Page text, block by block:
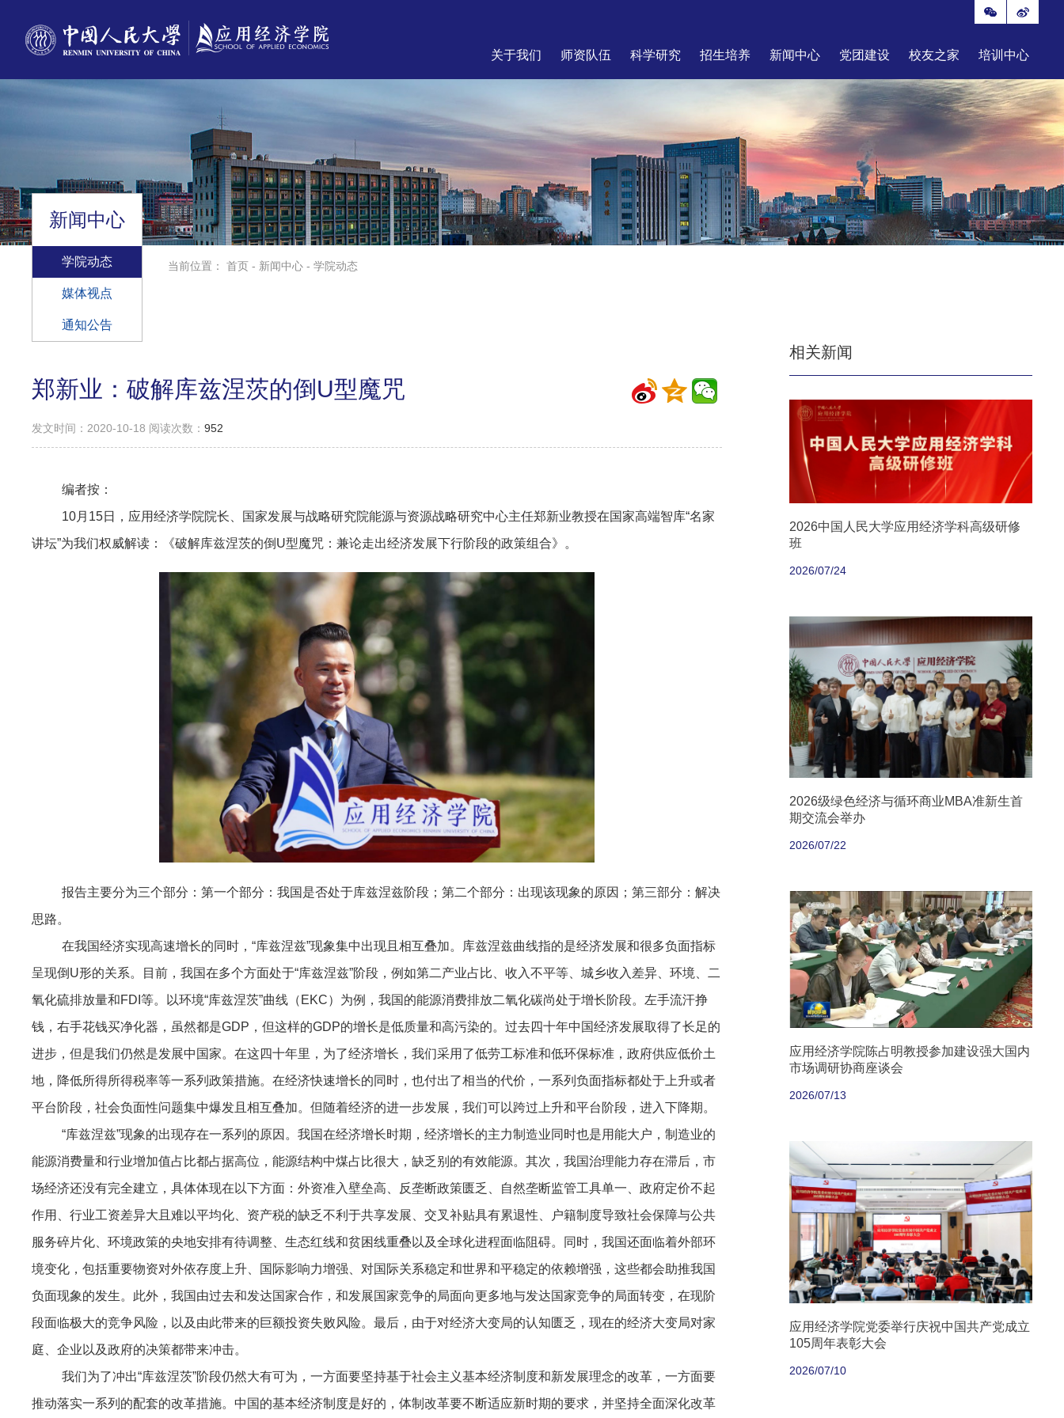
关于我们 师资队伍 科学研究 招生培养 新闻中心 党团建设 校友之家 培训中心
新闻中心
学院动态
媒体视点
通知公告
当前位置：首页 - 新闻中心 -学院动态
郑新业：破解库兹涅茨的倒U型魔咒
发文时间：2020-10-18 阅读次数：952
编者按：
10月15日，应用经济学院院长、国家发展与战略研究院能源与资源战略研究中心主任郑新业教授在国家高端智库“名家
讲坛”为我们权威解读：《破解库兹涅茨的倒U型魔咒：兼论走出经济发展下行阶段的政策组合》。
报告主要分为三个部分：第一个部分：我国是否处于库兹涅兹阶段；第二个部分：出现该现象的原因；第三部分：解决
思路。
在我国经济实现高速增长的同时，“库兹涅兹”现象集中出现且相互叠加。库兹涅兹曲线指的是经济发展和很多负面指标
呈现倒U形的关系。目前，我国在多个方面处于“库兹涅兹”阶段，例如第二产业占比、收入不平等、城乡收入差异、环境、二
氧化硫排放量和FDI等。以环境“库兹涅茨”曲线（EKC）为例，我国的能源消费排放二氧化碳尚处于增长阶段。左手流汗挣
钱，右手花钱买净化器，虽然都是GDP，但这样的GDP的增长是低质量和高污染的。过去四十年中国经济发展取得了长足的
进步，但是我们仍然是发展中国家。在这四十年里，为了经济增长，我们采用了低劳工标准和低环保标准，政府供应低价土
地，降低所得所得税率等一系列政策措施。在经济快速增长的同时，也付出了相当的代价，一系列负面指标都处于上升或者
平台阶段，社会负面性问题集中爆发且相互叠加。但随着经济的进一步发展，我们可以跨过上升和平台阶段，进入下降期。
“库兹涅兹”现象的出现存在一系列的原因。我国在经济增长时期，经济增长的主力制造业同时也是用能大户，制造业的
能源消费量和行业增加值占比都占据高位，能源结构中煤占比很大，缺乏别的有效能源。其次，我国治理能力存在滞后，市
场经济还没有完全建立，具体体现在以下方面：外资准入壁垒高、反垄断政策匮乏、自然垄断监管工具单一、政府定价不起
作用、行业工资差异大且难以平均化、资产税的缺乏不利于共享发展、交叉补贴具有累退性、户籍制度导致社会保障与公共
服务碎片化、环境政策的央地安排有待调整、生态红线和贫困线重叠以及全球化进程面临阻碍。同时，我国还面临着外部环
境变化，包括重要物资对外依存度上升、国际影响力增强、对国际关系稳定和世界和平稳定的依赖增强，这些都会助推我国
负面现象的发生。此外，我国由过去和发达国家合作，和发展国家竞争的局面向更多地与发达国家竞争的局面转变，在现阶
段面临极大的竞争风险，以及由此带来的巨额投资失败风险。最后，由于对经济大变局的认知匮乏，现在的经济大变局对家
庭、企业以及政府的决策都带来冲击。
我们为了冲出“库兹涅茨”阶段仍然大有可为，一方面要坚持基于社会主义基本经济制度和新发展理念的改革，一方面要
推动落实一系列的配套的改革措施。中国的基本经济制度是好的，体制改革要不断适应新时期的要求，并坚持全面深化改革
相关新闻
2026中国人民大学应用经济学科高级研修
班
2026/07/24
2026级绿色经济与循环商业MBA准新生首
期交流会举办
2026/07/22
应用经济学院陈占明教授参加建设强大国内
市场调研协商座谈会
2026/07/13
应用经济学院党委举行庆祝中国共产党成立
105周年表彰大会
2026/07/10